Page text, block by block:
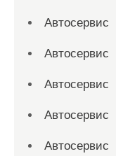
Автосервис
Автосервис
Автосервис
Автосервис
Автосервис